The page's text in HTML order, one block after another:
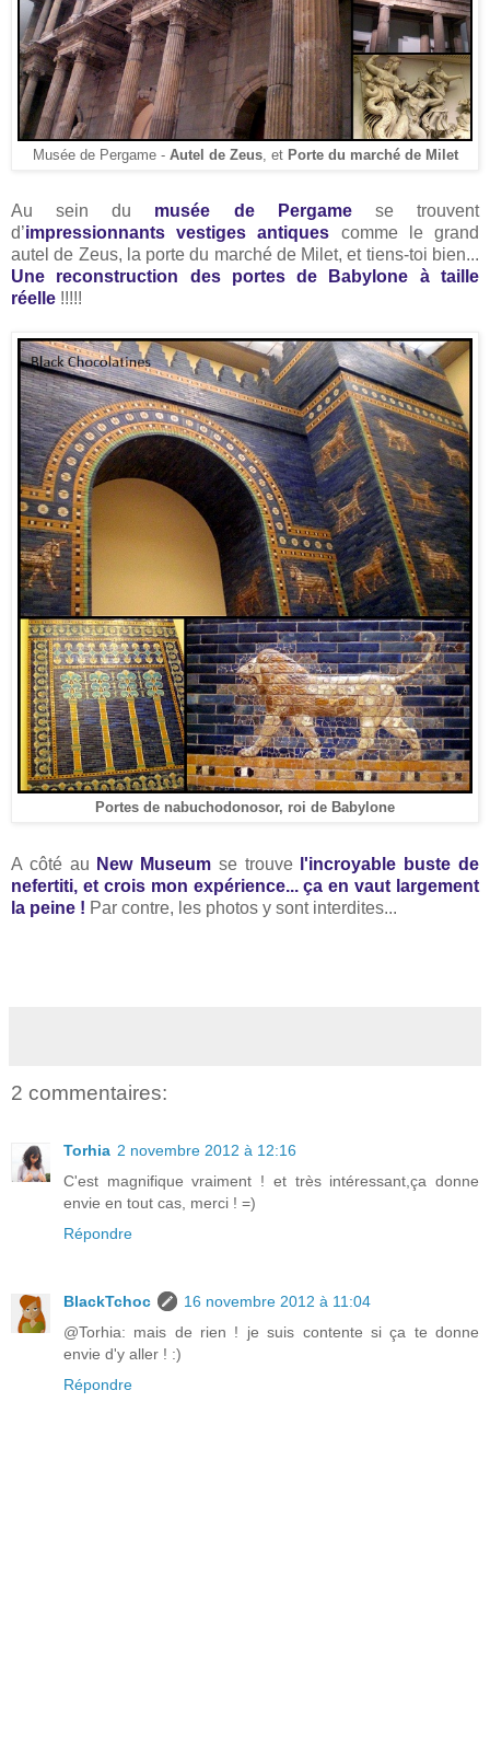
Musée de Pergame - Autel de Zeus, et Porte du marché de Milet
Au sein du musée de Pergamese trouvent
d’impressionnants vestiges antiques comme le grand
autel de Zeus, la porte du marché de Milet, et tiens-toi bien...
Une reconstruction des portes de Babylone à taille
réelle !!!!!
Portes de nabuchodonosor, roi de Babylone
A côté au New Museum se trouve l'incroyable buste de
nefertiti, et crois mon expérience... ça en vaut largement
la peine ! Par contre, les photos y sont interdites...
2 commentaires:
Torhia 2 novembre 2012 à 12:16
C'est magnifique vraiment ! et très intéressant,ça donne
envie en tout cas, merci ! =)
Répondre
BlackTchoc
16 novembre 2012 à 11:04
@Torhia: mais de rien ! je suis contente si ça te donne
envie d'y aller ! :)
Répondre